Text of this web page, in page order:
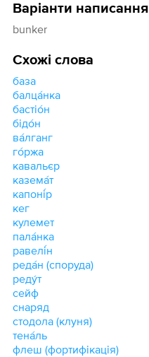
Варіанти написання
bunker
Схожі слова
база
балца́нка
бастіо́н
бідо́н
ва́лганг
го́ржа
кавальєр
казема́т
капоні́р
кег
кулемет
пала́нка
равелі́н
реда́н (споруда)
реду́т
сейф
снаряд
стодола (клуня)
тена́ль
флеш (фортифікація)